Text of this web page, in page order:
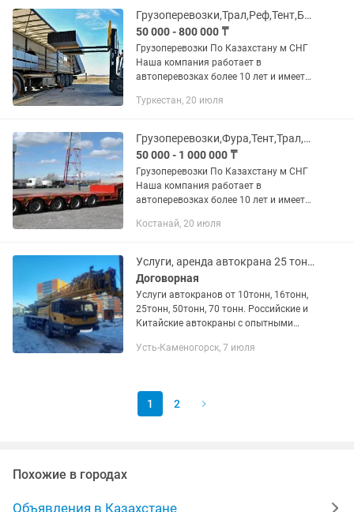
Грузоперевозки,Трал,Реф,Тент,Борт,Площадка,Длинномер,Самосвал,газель
50 000 - 800 000 ₸
Грузоперевозки По Казахстану м СНГ
Наша компания работает в
автоперевозках более 10 лет и имеет
Предоставляем все виды документов.
Туркестан, 20 июля
Грузоперевозки,Фура,Тент,Трал,Реф,длинномер,газель,самосвал,Площадка,борт
50 000 - 1 000 000 ₸
Грузоперевозки По Казахстану м СНГ
Наша компания работает в
автоперевозках более 10 лет и имеет
Предоставляем все виды документов.
Костанай, 20 июля
Услуги, аренда автокрана 25 тонн, 50 тонн, 70 тонн, 100 тонн, 225 тонн
Договорная
Услуги автокранов от 10тонн, 16тонн,
25тонн, 50тонн, 70 тонн. Российские и
Китайские автокраны с опытными
подъемные, разгрузочно-погрузочные
Усть-Каменогорск, 7 июля
1 2
Похожие в городах
Объявления в Казахстане